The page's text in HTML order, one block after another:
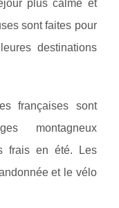
plus calme et
sont faites pour
destinations
françaises sont
montagneux
frais en été. Les
et le vélo